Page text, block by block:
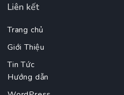
Liên kết
Trang chủ
Giới Thiệu
Tin Tức
Hướng dẫn